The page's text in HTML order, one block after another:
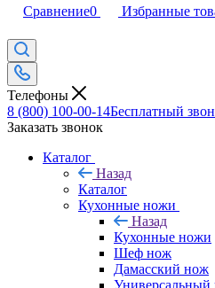
Сравнение0 Избранные
Телефоны
8 (800) 100-00-14Бесплатный
Заказать звонок
Каталог
Назад
Каталог
Кухонные ножи
Назад
Кухонные ножи
Шеф нож
Дамасский нож